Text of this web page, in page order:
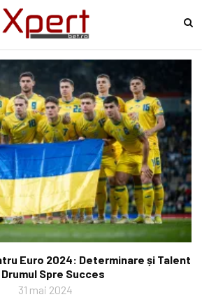
Euro 2024: Determinare și Talent
Spre Succes
31 mai 2024